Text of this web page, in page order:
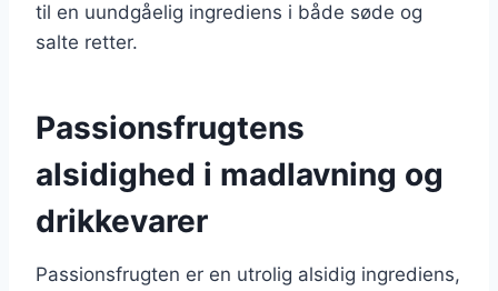
til en uundgåelig ingrediens i både søde og
salte retter.
Passionsfrugtens
alsidighed i madlavning og
drikkevarer
Passionsfrugten er en utrolig alsidig ingrediens,